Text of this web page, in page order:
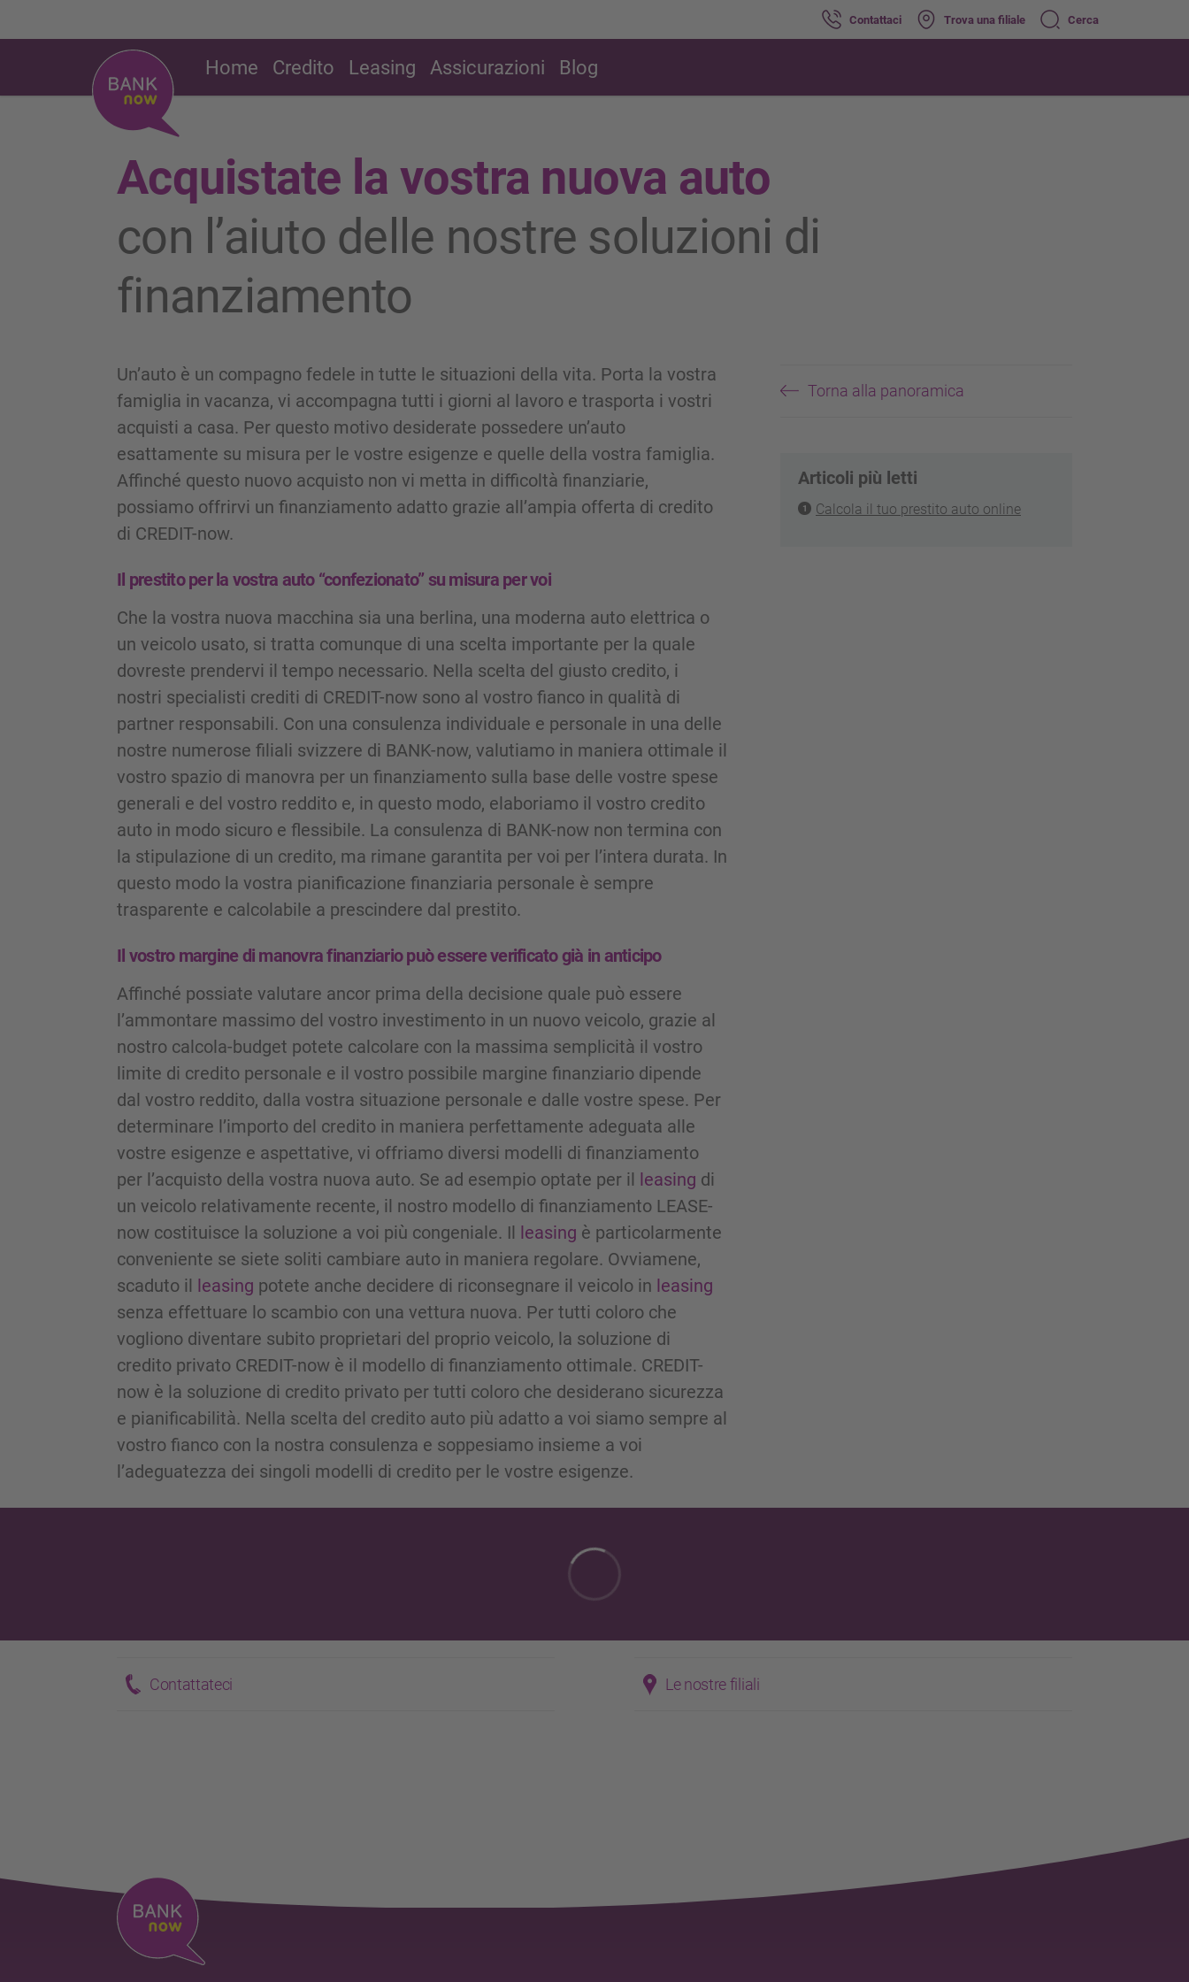
Contattaci Trova una filiale Cerca
Home Credito Leasing Assicurazioni Blog
Acquistate la vostra nuova auto
con l’aiuto delle nostre soluzioni di
finanziamento
Un’auto è un compagno fedele in tutte le situazioni della vita. Porta la vostra
famiglia in vacanza, vi accompagna tutti i giorni al lavoro e trasporta i vostri
acquisti a casa. Per questo motivo desiderate possedere un’auto
esattamente su misura per le vostre esigenze e quelle della vostra famiglia.
Affinché questo nuovo acquisto non vi metta in difficoltà finanziarie,
possiamo offrirvi un finanziamento adatto grazie all’ampia offerta di credito
di CREDIT-now.
Il prestito per la vostra auto “confezionato” su misura per voi
Che la vostra nuova macchina sia una berlina, una moderna auto elettrica o
un veicolo usato, si tratta comunque di una scelta importante per la quale
dovreste prendervi il tempo necessario. Nella scelta del giusto credito, i
nostri specialisti crediti di CREDIT-now sono al vostro fianco in qualità di
partner responsabili. Con una consulenza individuale e personale in una delle
nostre numerose filiali svizzere di BANK-now, valutiamo in maniera ottimale il
vostro spazio di manovra per un finanziamento sulla base delle vostre spese
generali e del vostro reddito e, in questo modo, elaboriamo il vostro credito
auto in modo sicuro e flessibile. La consulenza di BANK-now non termina con
la stipulazione di un credito, ma rimane garantita per voi per l’intera durata. In
questo modo la vostra pianificazione finanziaria personale è sempre
trasparente e calcolabile a prescindere dal prestito.
Il vostro margine di manovra finanziario può essere verificato già in anticipo
Affinché possiate valutare ancor prima della decisione quale può essere
l’ammontare massimo del vostro investimento in un nuovo veicolo, grazie al
nostro calcola-budget potete calcolare con la massima semplicità il vostro
limite di credito personale e il vostro possibile margine finanziario dipende
dal vostro reddito, dalla vostra situazione personale e dalle vostre spese. Per
determinare l’importo del credito in maniera perfettamente adeguata alle
vostre esigenze e aspettative, vi offriamo diversi modelli di finanziamento
per l’acquisto della vostra nuova auto. Se ad esempio optate per il leasing di
un veicolo relativamente recente, il nostro modello di finanziamento LEASE-
now costituisce la soluzione a voi più congeniale. Il leasing è particolarmente
conveniente se siete soliti cambiare auto in maniera regolare. Ovviamene,
scaduto il leasing potete anche decidere di riconsegnare il veicolo in leasing
senza effettuare lo scambio con una vettura nuova. Per tutti coloro che
vogliono diventare subito proprietari del proprio veicolo, la soluzione di
credito privato CREDIT-now è il modello di finanziamento ottimale. CREDIT-
now è la soluzione di credito privato per tutti coloro che desiderano sicurezza
e pianificabilità. Nella scelta del credito auto più adatto a voi siamo sempre al
vostro fianco con la nostra consulenza e soppesiamo insieme a voi
l’adeguatezza dei singoli modelli di credito per le vostre esigenze.
Torna alla panoramica
Articoli più letti
Calcola il tuo prestito auto online
Contattateci Le nostre filiali